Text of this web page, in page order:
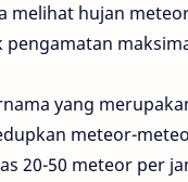
melihat hujan
yang
meteor-
20-50 meteor per